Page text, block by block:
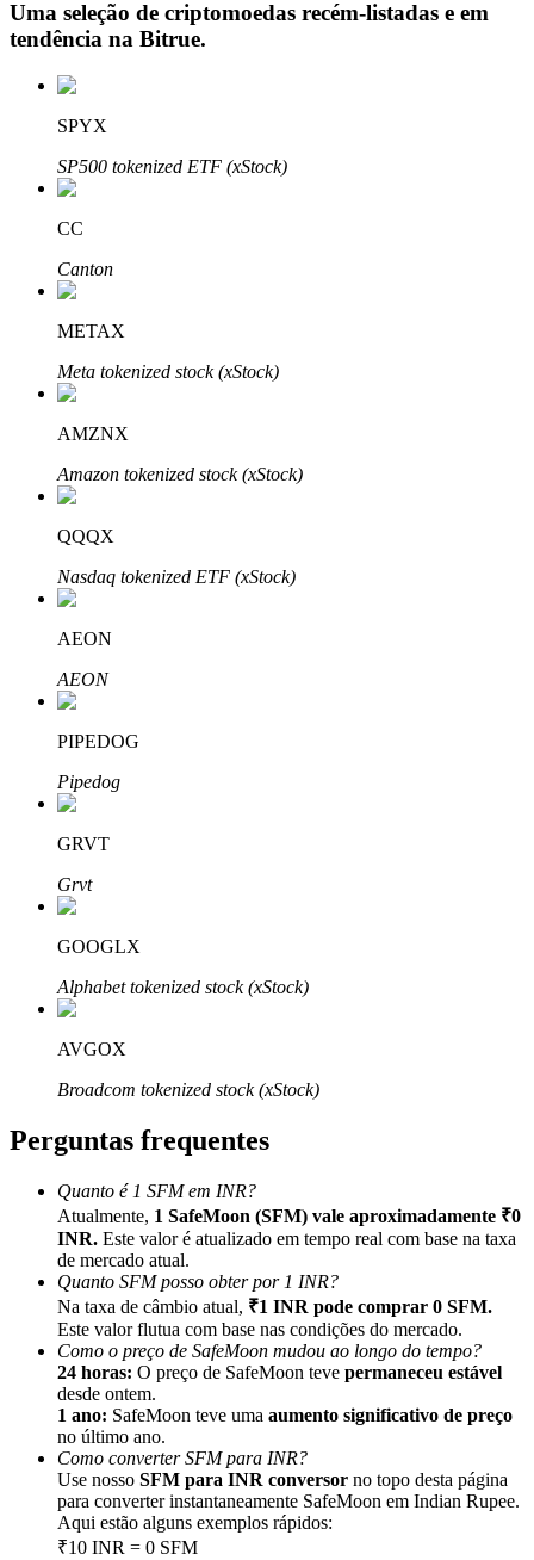
Aprenda a apostar
Aprenda como ganhar renda passiva
Bitrue
AI
Parceiros Bitrue
Afiliados Bitrue
Indicação
Convide um amigo para receber recompensas em dinheiro
BTC Welcome Rewards
Uma seleção de criptomoedas recém-listadas e em
tendência na Bitrue.
SPYX
SP500 tokenized ETF (xStock)
CC
Canton
METAX
Meta tokenized stock (xStock)
AMZNX
Amazon tokenized stock (xStock)
QQQX
Nasdaq tokenized ETF (xStock)
AEON
AEON
PIPEDOG
Pipedog
GRVT
Grvt
GOOGLX
Alphabet tokenized stock (xStock)
AVGOX
Broadcom tokenized stock (xStock)
Perguntas frequentes
Quanto é 1 SFM em INR?
Atualmente, 1 SafeMoon (SFM) vale aproximadamente ₹0
INR. Este valor é atualizado em tempo real com base na taxa
de mercado atual.
Quanto SFM posso obter por 1 INR?
Na taxa de câmbio atual, ₹1 INR pode comprar 0 SFM.
Este valor flutua com base nas condições do mercado.
Como o preço de SafeMoon mudou ao longo do tempo?
24 horas: O preço de SafeMoon teve permaneceu estável
desde ontem.
1 ano: SafeMoon teve uma aumento significativo de preço
no último ano.
Como converter SFM para INR?
Use nosso SFM para INR conversor no topo desta página
para converter instantaneamente SafeMoon em Indian Rupee.
Aqui estão alguns exemplos rápidos:
₹10 INR = 0 SFM